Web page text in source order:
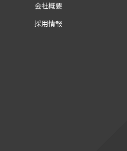
会社概要
採用情報